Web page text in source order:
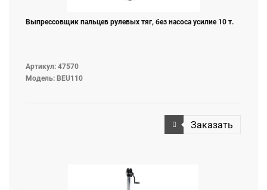
Выпреcсовщик пальцев рулевых тяг, без насоса усилие 10 т.
Артикул: 47570
Модель: BEU110
Заказать